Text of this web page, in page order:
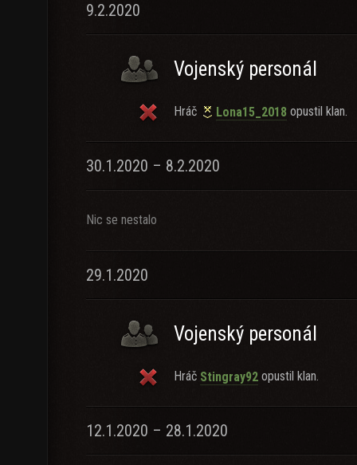
9.2.2020
Vojenský personál
Hráč Lona15_2018 opustil klan.
30.1.2020 – 8.2.2020
Nic se nestalo
29.1.2020
Vojenský personál
Hráč Stingray92 opustil klan.
12.1.2020 – 28.1.2020